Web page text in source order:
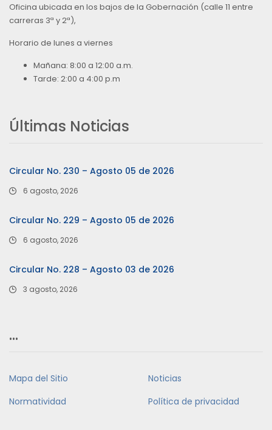
Oficina ubicada en los bajos de la Gobernación (calle 11 entre
carreras 3ª y 2ª),
Horario de lunes a viernes
Mañana: 8:00 a 12:00 a.m.
Tarde: 2:00 a 4:00 p.m
Últimas Noticias
Circular No. 230 – Agosto 05 de 2026
6 agosto, 2026
Circular No. 229 – Agosto 05 de 2026
6 agosto, 2026
Circular No. 228 – Agosto 03 de 2026
3 agosto, 2026
…
Mapa del Sitio
Noticias
Normatividad
Política de privacidad